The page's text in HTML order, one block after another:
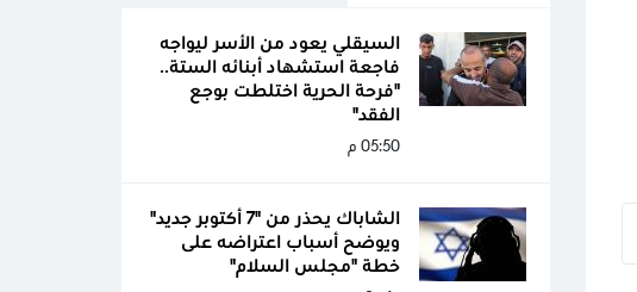
السيقلي يعود من الأسر ليواجه
فاجعة استشهاد أبنائه الستة..
"فرحة الحرية اختلطت بوجع
الفقد"
05:50 م
الشاباك يحذر من "7 أكتوبر جديد"
ويوضح أسباب اعتراضه على
خطة "مجلس السلام"